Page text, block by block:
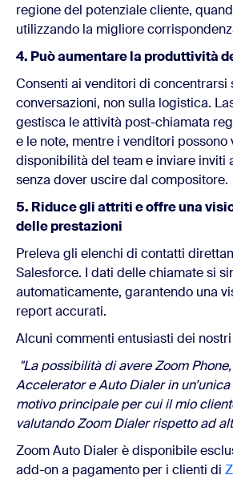
regione del potenziale cliente,
utilizzando la migliore
4. Può aumentare la produttività
Consenti ai venditori di concentrarsi
conversazioni, non sulla logistica.
gestisca le attività post-chiamata
e le note, mentre i venditori possono
disponibilità del team e inviare inviti
senza dover uscire dal compositore.
5. Riduce gli attriti e offre una
delle prestazioni
Preleva gli elenchi di contatti
Salesforce. I dati delle chiamate si
automaticamente, garantendo una
report accurati.
Alcuni commenti entusiasti dei
"La possibilità di avere Zoom
Accelerator e Auto Dialer in
motivo principale per cui il mio
valutando Zoom Dialer rispetto ad
Zoom Auto Dialer è disponibile
add-on a pagamento per i clienti di